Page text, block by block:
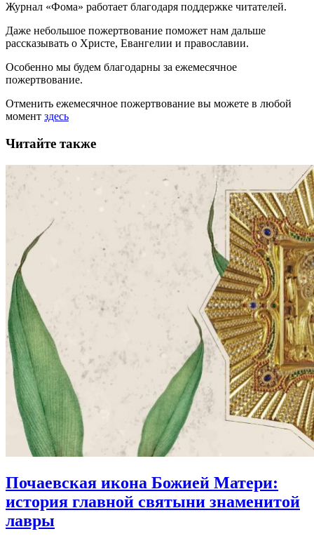
Журнал «Фома» работает благодаря поддержке читателей.
Даже небольшое пожертвование поможет нам дальше
рассказывать о Христе, Евангелии и православии.
Особенно мы будем благодарны за ежемесячное
пожертвование.
Отменить ежемесячное пожертвование вы можете в любой
момент здесь
Читайте также
Почаевская икона Божией Матери:
история главной святыни знаменитой
лавры